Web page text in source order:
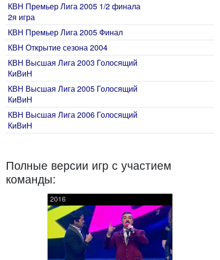
КВН Премьер Лига 2005 1/2 финала
2я игра
КВН Премьер Лига 2005 Финал
КВН Открытие сезона 2004
КВН Высшая Лига 2003 Голосящий
КиВиН
КВН Высшая Лига 2005 Голосящий
КиВиН
КВН Высшая Лига 2006 Голосящий
КиВиН
Полные версии игр с участием
команды:
2016